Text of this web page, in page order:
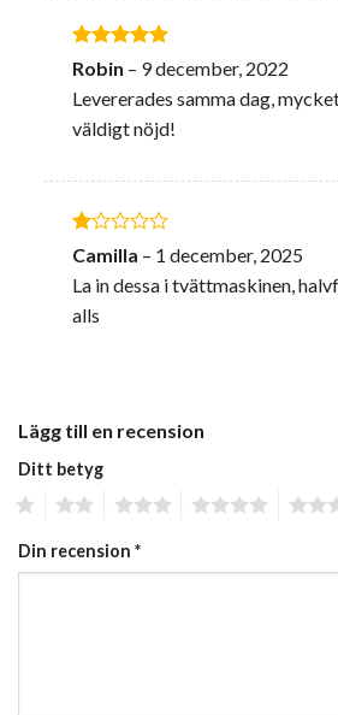
Betygsatt5
av 5
Robin – 9 december, 2022
Levererades samma dag,
väldigt nöjd!
Betygsatt
1
av
Camilla – 1 december, 2025
La in dessa i tvättmaskinen,
alls
Lägg till en recension
Ditt betyg
Din recension *